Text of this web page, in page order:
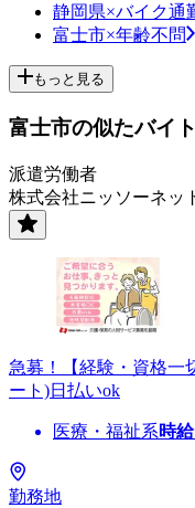
静岡県×バイク通
富士市×年齢不問
もっと見る
富士市の似たバイト
派遣労働者
株式会社ニッソーネッ
急募！【経験・資格一
ート)日払いok
医療・福祉系時給
勤務地